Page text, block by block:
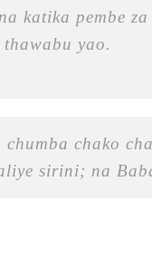
katika pembe
yao.
chako
sirini; na